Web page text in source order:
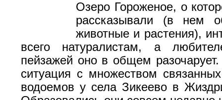
Озеро Гороженое, о
рассказывали (в нем
животные и растения),
всего натуралистам, а
пейзажей оно в общем
ситуация с множеством
водоемов у села Зикеево в